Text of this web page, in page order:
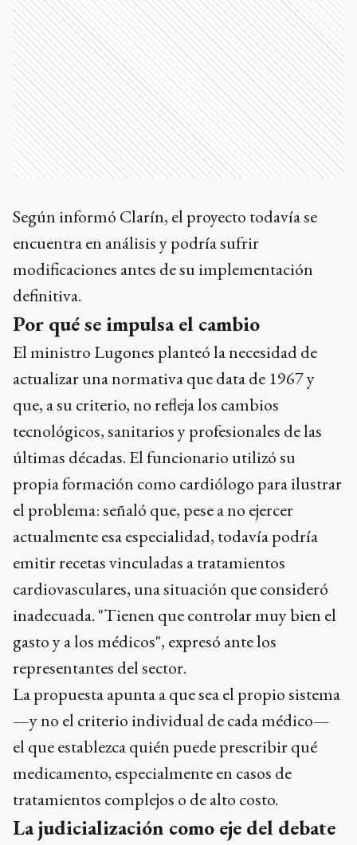
Según informó Clarín, el proyecto todavía se
encuentra en análisis y podría sufrir
modificaciones antes de su implementación
definitiva.
Por qué se impulsa el cambio
El ministro Lugones planteó la necesidad de
actualizar una normativa que data de 1967 y
que, a su criterio, no refleja los cambios
tecnológicos, sanitarios y profesionales de las
últimas décadas. El funcionario utilizó su
propia formación como cardiólogo para ilustrar
el problema: señaló que, pese a no ejercer
actualmente esa especialidad, todavía podría
emitir recetas vinculadas a tratamientos
cardiovasculares, una situación que consideró
inadecuada. "Tienen que controlar muy bien el
gasto y a los médicos", expresó ante los
representantes del sector.
La propuesta apunta a que sea el propio sistema
—y no el criterio individual de cada médico—
el que establezca quién puede prescribir qué
medicamento, especialmente en casos de
tratamientos complejos o de alto costo.
La judicialización como eje del debate